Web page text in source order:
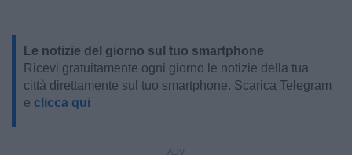
Le notizie del giorno sul tuo smartphone
Ricevi gratuitamente ogni giorno le notizie della tua
città direttamente sul tuo smartphone. Scarica Telegram
e clicca qui